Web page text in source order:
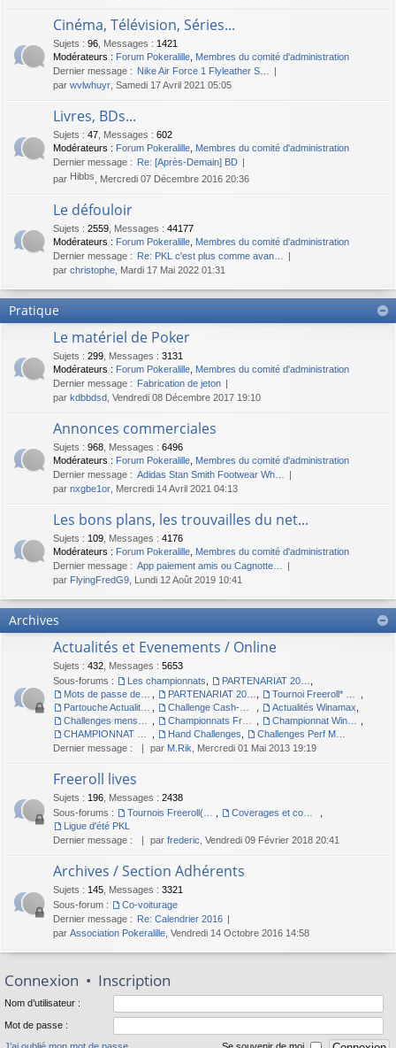
Cinéma, Télévision, Séries...
Sujets : 96 Messages : 1421
Modérateurs : Forum Pokeralille Membres du comité d'administration
Dernier message : Nike Air Force 1 Flyleather S…
par wvlwhuyr , Samedi 17 Avril 2021 05:05
Livres, BDs...
Sujets : 47 Messages : 602
Modérateurs : Forum Pokeralille Membres du comité d'administration
Dernier message : Re: [Après-Demain] BD
par Hibbs , Mercredi 07 Décembre 2016 20:36
Le défouloir
Sujets : 2559 Messages : 44177
Modérateurs : Forum Pokeralille Membres du comité d'administration
Dernier message : Re: PKL c'est plus comme avan…
par christophe , Mardi 17 Mai 2022 01:31
Pratique
Le matériel de Poker
Sujets : 299 Messages : 3131
Modérateurs : Forum Pokeralille Membres du comité d'administration
Dernier message : Fabrication de jeton
par kdbbdsd , Vendredi 08 Décembre 2017 19:10
Annonces commerciales
Sujets : 968 Messages : 6496
Modérateurs : Forum Pokeralille Membres du comité d'administration
Dernier message : Adidas Stan Smith Footwear Wh…
par nxgbe1or , Mercredi 14 Avril 2021 04:13
Les bons plans, les trouvailles du net...
Sujets : 109 Messages : 4176
Modérateurs : Forum Pokeralille Membres du comité d'administration
Dernier message : App paiement amis ou Cagnotte…
par FlyingFredG9 , Lundi 12 Août 2019 10:41
Archives
Actualités et Evenements / Online
Sujets : 432 Messages : 5653
Sous-forums :
Les championnats
Actualités Winamax
Hand Challenges
Dernier message :
par M.Rik , Mercredi 01 Mai 2013 19:19
Freeroll lives
Sujets : 196 Messages : 2438
Sous-forums :
Ligue d'été PKL
Dernier message :
par frederic , Vendredi 09 Février 2018 20:41
Archives / Section Adhérents
Sujets : 145 Messages : 3321
Sous-forum :
Co-voiturage
Dernier message : Re: Calendrier 2016
par Association Pokeralille , Vendredi 14 Octobre 2016 14:58
Connexion • Inscription
Nom d’utilisateur :
Mot de passe :